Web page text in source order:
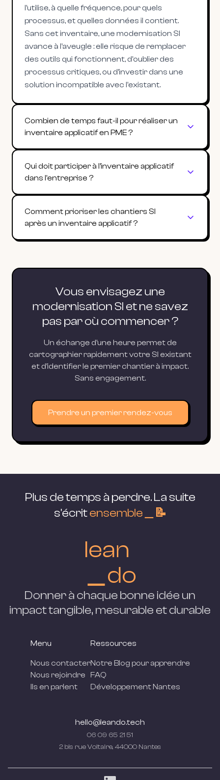
l'utilise, à quelle fréquence, pour quels
processus, et quelles données il contient.
Sans cet inventaire, une modernisation SI
avance à l'aveugle : elle risque de remplacer
des outils qui fonctionnent, d'oublier des
processus critiques, ou d'investir dans une
solution incompatible avec l'existant.
Combien de temps faut-il pour réaliser un
inventaire applicatif en PME ?
Qui doit participer à l'inventaire applicatif
dans l'entreprise ?
Comment prioriser les chantiers SI
après un inventaire applicatif ?
Vous envisagez une
modernisation SI et ne savez
pas par où commencer ?
Un échange d'une heure permet de
cartographier rapidement votre SI existant
et d'identifier le premier chantier à impact.
Sans engagement.
Prendre un premier rendez-vous
Plus de temps à perdre. La suite
s'écrit ensemble＿📝
lean
＿do
Donner à chaque bonne idée un
impact tangible, mesurable etdurable
Menu
Nous contacter
Nous rejoindre
Ils en parlent
Ressources
Notre Blog pour apprendre
FAQ
Développement Nantes
hello@leando.tech
06 09 65 21 51
2 bis rue Voltaire, 44000 Nantes